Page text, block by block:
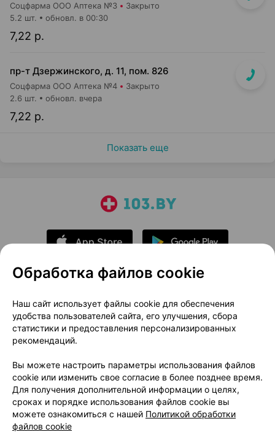
Соцфарма ООО Аптека №3 Закрыто
7,22 р.
5.2 шт. обновл. в 00:30
пр-т Дзержинского, д. 11, пом. 826
Соцфарма ООО Аптека №4 Закрыто
7,22 р.
2.6 шт. обновл. вчера
Показать еще
О проекте
Новости проекта
Размещение рекламы
Медицинский маркетинг
Публичный договор
Доставка
Способы оплаты
Вакансии
Партнеры
Написать руководителю 103.by
Написать в поддержку
Персональные настройки Cookie
Обработка файлов cookie
Наш сайт использует файлы cookie для обеспечения
удобства пользователей сайта, его улучшения, сбора
статистики и предоставления персонализированных
рекомендаций.
Вы можете настроить параметры использования файлов
cookie или изменить свое согласие в более позднее время.
Для получения дополнительной информации о целях,
сроках и порядке использования файлов cookie вы
можете ознакомиться с нашей Политикой обработки
файлов cookie